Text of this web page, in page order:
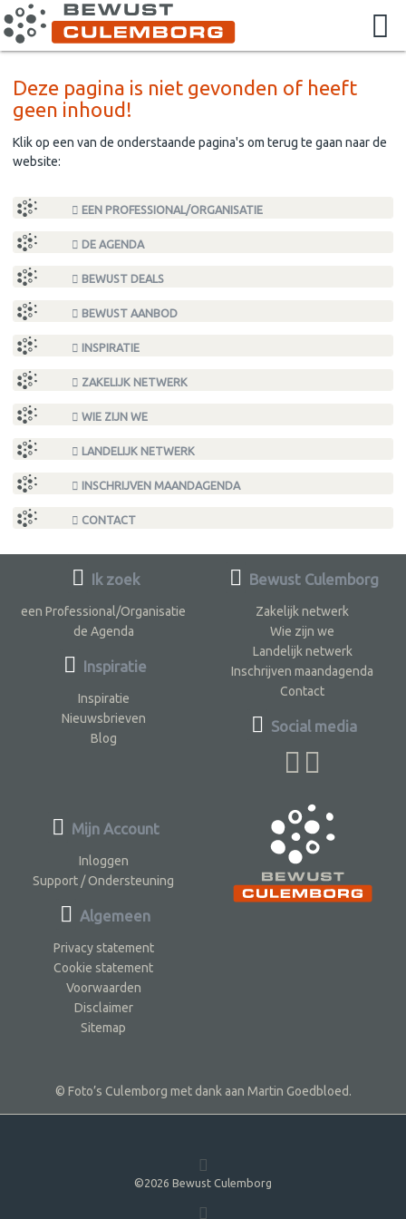
Deze pagina is niet gevonden of heeft
geen inhoud!
Klik op een van de onderstaande pagina's om terug te gaan naar de
website:
EEN PROFESSIONAL/ORGANISATIE
DE AGENDA
BEWUST DEALS
BEWUST AANBOD
INSPIRATIE
ZAKELIJK NETWERK
WIE ZIJN WE
LANDELIJK NETWERK
INSCHRIJVEN MAANDAGENDA
CONTACT
Ik zoek
een Professional/Organisatie
de Agenda
Inspiratie
Inspiratie
Nieuwsbrieven
Blog
Bewust Culemborg
Zakelijk netwerk
Wie zijn we
Landelijk netwerk
Inschrijven maandagenda
Contact
Social media
Mijn Account
Inloggen
Support / Ondersteuning
Algemeen
Privacy statement
Cookie statement
Voorwaarden
Disclaimer
Sitemap
© Foto’s Culemborg met dank aan Martin Goedbloed.
©2026 Bewust Culemborg